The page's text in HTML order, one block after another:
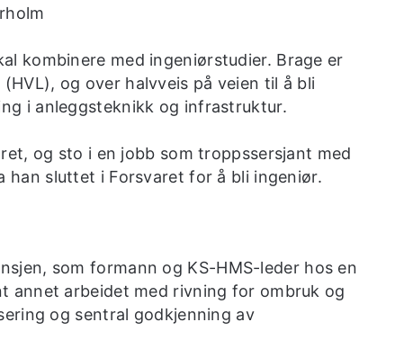
kombinere med ingeniørstudier. Brage er
og over halvveis på veien til å bli
i anleggsteknikk og infrastruktur.
og sto i en jobb som troppssersjant med
han sluttet i Forsvaret for å bli ingeniør.
som formann og KS-HMS-leder hos en
annet arbeidet med rivning for ombruk og
og sentral godkjenning av